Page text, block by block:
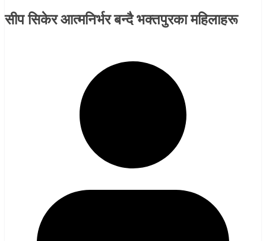
सीप सिकेर आत्मनिर्भर बन्दै भक्तपुरका महिलाहरू